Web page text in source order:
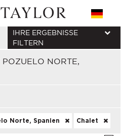
NORTE,
IHRE ERGEBNISSE
FILTERN
Norte, Spanien Chalet